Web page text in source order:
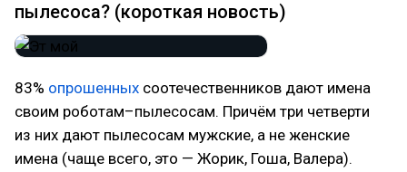
пылесоса? (короткая новость)
83% опрошенных соотечественников дают имена
своим роботам–пылесосам. Причём три четверти
из них дают пылесосам мужские, а не женские
имена (чаще всего, это — Жорик, Гоша, Валера).